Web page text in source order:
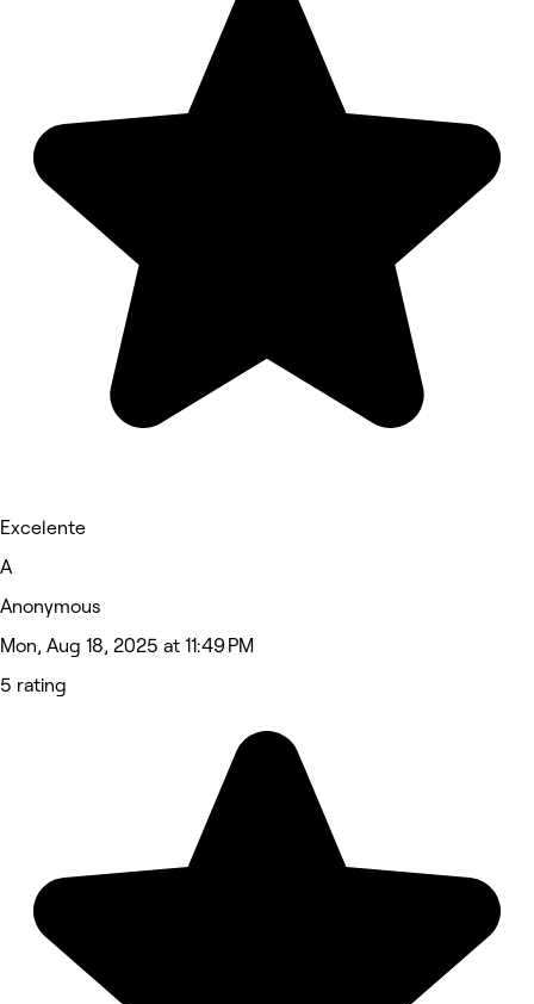
Excelente
A
Anonymous
Mon, Aug 18, 2025 at 11:49 PM
5 rating